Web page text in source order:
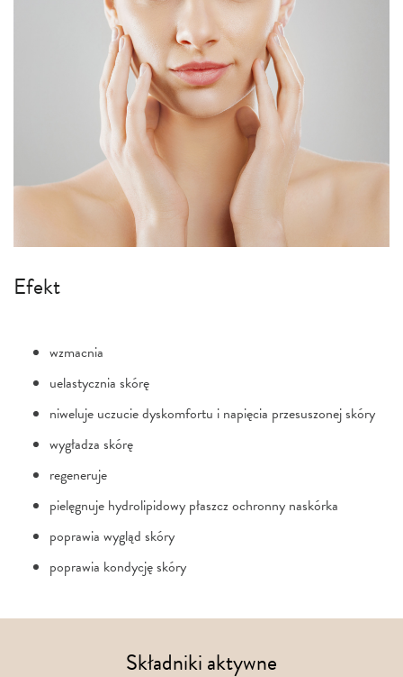
Efekt
wzmacnia
uelastycznia skórę
niweluje uczucie dyskomfortu i napięcia przesuszonej skóry
wygładza skórę
regeneruje
pielęgnuje hydrolipidowy płaszcz ochronny naskórka
poprawia wygląd skóry
poprawia kondycję skóry
Składniki aktywne